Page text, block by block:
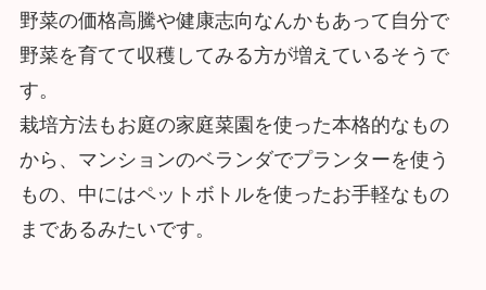
野菜の価格高騰や健康志向なんかもあって自分で
野菜を育てて収穫してみる方が増えているそうで
す。
栽培方法もお庭の家庭菜園を使った本格的なもの
から、マンションのベランダでプランターを使う
もの、中にはペットボトルを使ったお手軽なもの
まであるみたいです。